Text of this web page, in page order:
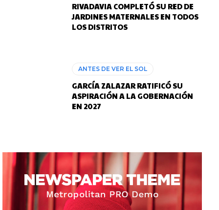
RIVADAVIA COMPLETÓ SU RED DE
JARDINES MATERNALES EN TODOS
LOS DISTRITOS
ANTES DE VER EL SOL
GARCÍA ZALAZAR RATIFICÓ SU
ASPIRACIÓN A LA GOBERNACIÓN
EN 2027